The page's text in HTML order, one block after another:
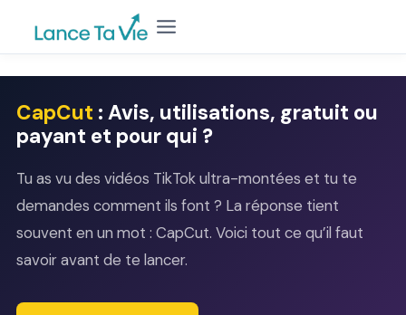
CapCut : Avis, utilisations, gratuit ou
payant et pour qui ?
Tu as vu des vidéos TikTok ultra-montées et tu te
demandes comment ils font ? La réponse tient
souvent en un mot : CapCut. Voici tout ce qu’il faut
savoir avant de te lancer.